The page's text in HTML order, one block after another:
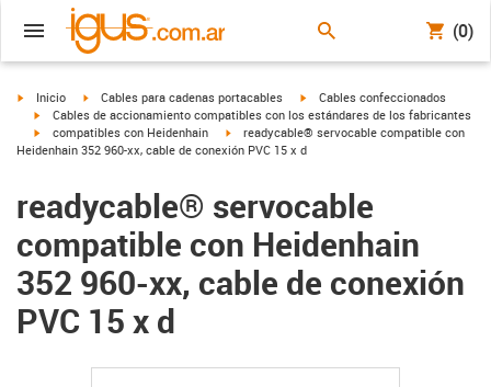
(0)
igus-icon-arrow-right
Inicio igus-icon-arrow-right
Cables para cadenas portacables igus-icon-arrow-right
Cables confeccionados
igus-icon-arrow-right
Cables de accionamiento compatibles con los estándares de los fabricantes
igus-icon-arrow-right
compatibles con Heidenhain igus-icon-arrow-right
readycable® servocable compatible con
Heidenhain 352 960-xx, cable de conexión PVC 15 x d
readycable® servocable
compatible con Heidenhain
352 960-xx, cable de conexión
PVC 15 x d